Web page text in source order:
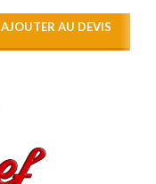
AJOUTER AU DEVIS